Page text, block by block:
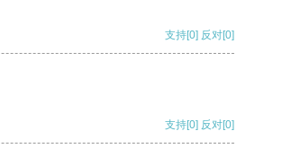
支持[0] 反对[0]
支持[0] 反对[0]